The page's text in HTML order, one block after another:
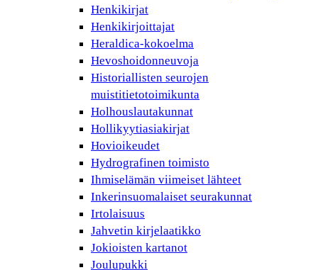
Henkikirjat
Henkikirjoittajat
Heraldica-kokoelma
Hevoshoidonneuvoja
Historiallisten seurojen
muistitietotoimikunta
Holhouslautakunnat
Hollikyytiasiakirjat
Hovioikeudet
Hydrografinen toimisto
Ihmiselämän viimeiset lähteet
Inkerinsuomalaiset seurakunnat
Irtolaisuus
Jahvetin kirjelaatikko
Jokioisten kartanot
Joulupukki